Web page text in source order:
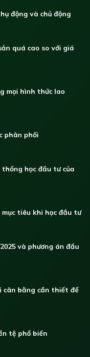
động và chủ động
quá cao so với giá
mọi hình thức lao
phân phối
học đầu tư của
tiêu khi học đầu tư
và phương án đầu
cân bằng cần thiết để
tệ phổ biến